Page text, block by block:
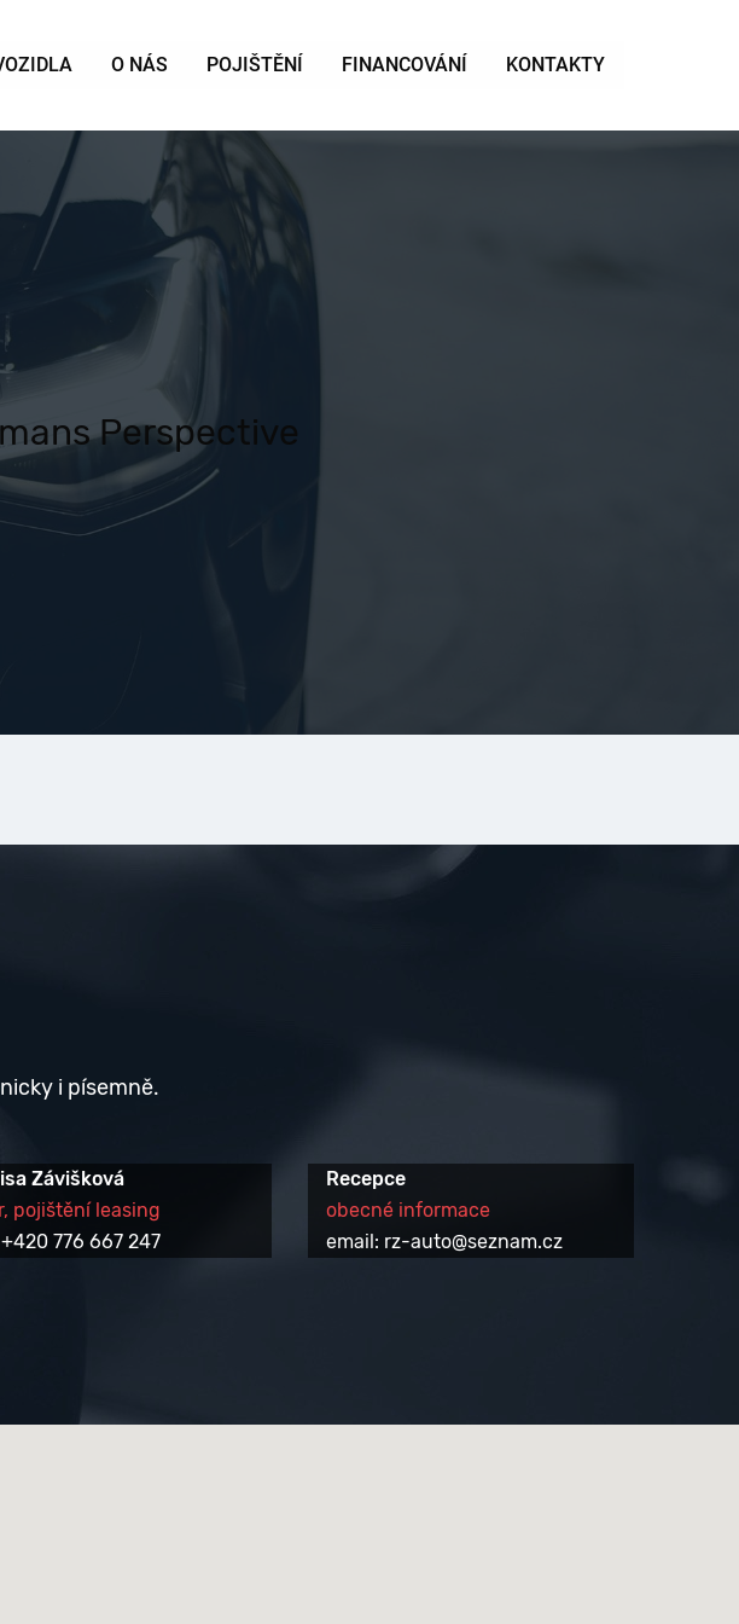
O NÁS POJIŠTĚNÍ FINANCOVÁNÍ KONTAKTY
Perspective
i písemně.
Závišková
pojištění leasing
776 667 247
Recepce
obecné informace
email: rz-auto@seznam.cz